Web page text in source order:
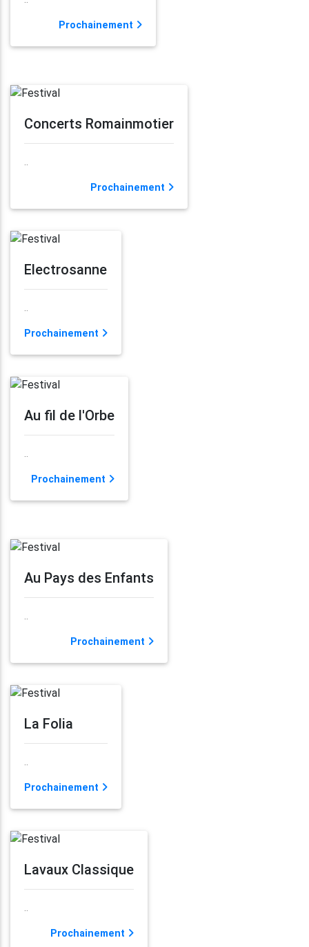
Prochainement
Concerts Romainmotier
..
Prochainement
Electrosanne
..
Prochainement
Au fil de l'Orbe
..
Prochainement
Au Pays des Enfants
..
Prochainement
La Folia
..
Prochainement
Lavaux Classique
..
Prochainement